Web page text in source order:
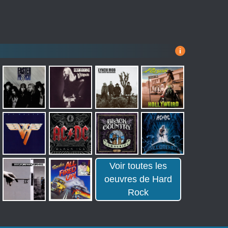
i
Voir toutes les
oeuvres de Hard
Rock